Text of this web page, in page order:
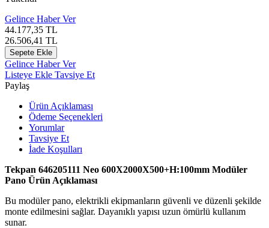
Gelince Haber Ver
44.177,35 TL
26.506,41 TL
Sepete Ekle
Gelince Haber Ver
Listeye Ekle Tavsiye Et
Paylaş
Ürün Açıklaması
Ödeme Seçenekleri
Yorumlar
Tavsiye Et
İade Koşulları
Tekpan 646205111 Neo 600X2000X500+H:100mm Modüler
Pano Ürün Açıklaması
Bu modüler pano, elektrikli ekipmanların güvenli ve düzenli şekilde
monte edilmesini sağlar. Dayanıklı yapısı uzun ömürlü kullanım
sunar.